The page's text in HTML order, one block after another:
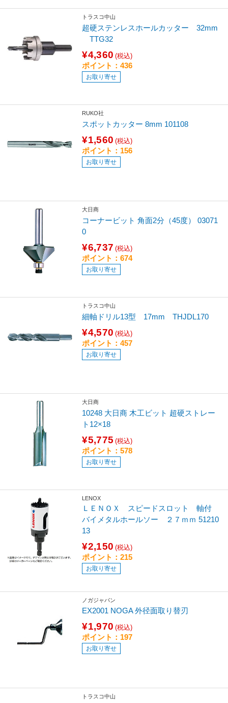
トラスコ中山
超硬ステンレスホールカッター 32mm
TTG32
¥4,360 (税込)
ポイント：436
お取り寄せ
RUKO社
スポットカッター 8mm 101108
¥1,560 (税込)
ポイント：156
お取り寄せ
大日商
コーナービット 角面2分（45度） 03071
0
¥6,737 (税込)
ポイント：674
お取り寄せ
トラスコ中山
細軸ドリル13型 17mm THJDL170
¥4,570 (税込)
ポイント：457
お取り寄せ
大日商
10248 大日商 木工ビット 超硬ストレー
ト12×18
¥5,775 (税込)
ポイント：578
お取り寄せ
LENOX
ＬＥＮＯＸ スピードスロット 軸付
バイメタルホールソー ２７ｍｍ 51210
13
¥2,150 (税込)
ポイント：215
お取り寄せ
ノガジャパン
EX2001 NOGA 外径面取り替刃
¥1,970 (税込)
ポイント：197
お取り寄せ
トラスコ中山